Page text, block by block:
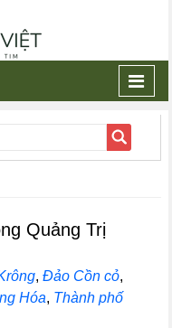
Quảng Trị
,Đảo Cồn cỏ,
Hóa, Thành phố